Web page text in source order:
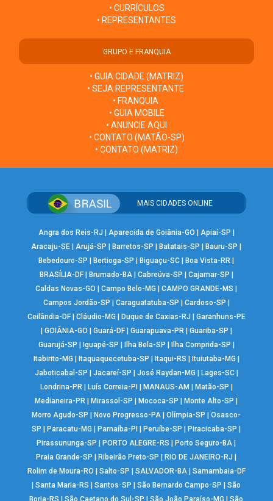
• CURRÍCULOS
• REPRESENTANTES
GRUPO E FRANQUIA
• GUIA CIDADE (MATRIZ)
• SEJA REPRESENTANTE
• FRANQUIA
• GUIA MOBILE
• ANUNCIE AQUI
• CONTATO (MATÃO-SP)
• CONTATO (MATRIZ)
MAIS CIDADES ONLINE
Angra dos Reis-RJ Aparecida de Goiânia-GO Apiaí-SP
Aracaju-SE |Arujá-SP Barretos-SP Batatais-SP Bauru-SP
Bebedouro-SP
Bertioga-SP Biguaçu-SC Boa Vista-RR
BRASÍLIA-DF| Brumado-BA| Cabreúva-SP Cajamar-SP
Caldas Novas-GO
|Campo Belo-MG |CAMPO GRANDE-MS
Campos Jordão-SP
Caraguatatuba-SP Cardoso-SP
Ceilândia-DF| Cláudio-MG Duque de Caxias-RJ
Garanhuns-PE
GOIÂNIA-GO Guará-DF| Guarapuava-PR| Guariba-SP
Guarujá-SP
Iguapé-SP Ilha Bela-SP Ilha Comprida-SP
Itabirito-MG
Itaquaquecetuba-SP Itaqui-RS Ituiutaba-MG
Jaboticabal-SP
Jacareí-SP José Raydan-MG Lages-SC|
Londrina-PR| Luís Correia-PI MANAUS-AM Matão-SP
Medianeira-PR
Mirassol-SP Mococa-SP Monte Alto-SP
Morro Agudo-SP
Novo Progresso-PA |Olímpia-SP |Osasco-
SP
Paracatu-MG Parnaíba-PI Peruíbe-SP Piracicaba-SP
Pirassununga-SP
PORTO ALEGRE-RS Porto Seguro-BA
Praia Grande-SP
Ribeirão Preto-SP RIO DE JANEIRO-RJ
Rolim de Moura-RO
Salto-SP SALVADOR-BA| Samambaia-DF
|Santa Maria-RS |Santos-SP |São Bernardo Campo-SP |São